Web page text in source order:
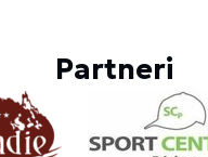
Partneri